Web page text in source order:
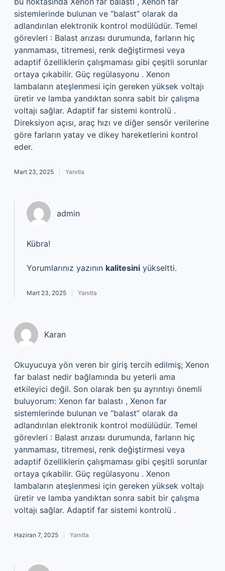
sistemlerinde bulunan ve “balast” olarak da
adlandırılan elektronik kontrol modülüdür. Temel
görevleri : Balast arızası durumunda, farların hiç
yanmaması, titremesi, renk değiştirmesi veya
adaptif özelliklerin çalışmaması gibi çeşitli sorunlar
ortaya çıkabilir. Güç regülasyonu . Xenon
lambaların ateşlenmesi için gereken yüksek voltajı
üretir ve lamba yandıktan sonra sabit bir çalışma
voltajı sağlar. Adaptif far sistemi kontrolü .
Direksiyon açısı, araç hızı ve diğer sensör verilerine
göre farların yatay ve dikey hareketlerini kontrol
eder.
Mart 23, 2025 Yanıtla
admin
Kübra!
Yorumlarınız yazının kalitesini yükseltti.
Mart 23, 2025 Yanıtla
Karan
Okuyucuya yön veren bir giriş tercih edilmiş; Xenon
far balast nedir bağlamında bu yeterli ama
etkileyici değil. Son olarak ben şu ayrıntıyı önemli
buluyorum: Xenon far balastı , Xenon far
sistemlerinde bulunan ve “balast” olarak da
adlandırılan elektronik kontrol modülüdür. Temel
görevleri : Balast arızası durumunda, farların hiç
yanmaması, titremesi, renk değiştirmesi veya
adaptif özelliklerin çalışmaması gibi çeşitli sorunlar
ortaya çıkabilir. Güç regülasyonu . Xenon
lambaların ateşlenmesi için gereken yüksek voltajı
üretir ve lamba yandıktan sonra sabit bir çalışma
voltajı sağlar. Adaptif far sistemi kontrolü .
Haziran 7, 2025 Yanıtla